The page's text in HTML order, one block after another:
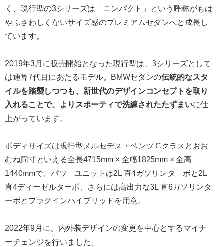
く、現行型の3シリーズは「コンパクト」という呼称がもは
やふさわしくないサイズ感のプレミアムセダンへと成長し
ています。
2019年3月に販売開始となった現行型は、3シリーズとして
は通算7代目にあたるモデル。BMWセダンの伝統的なスタ
イルを踏襲しつつも、新世代のデザインコンセプトを取り
入れることで、よりスポーティで洗練されたたずまいに仕
上がっています。
ボディサイズは現行型メルセデス・ベンツ Cクラスとおお
むね同寸といえる全長4715mm × 全幅1825mm × 全高
1440mmで、パワーユニットは2L 直4ガソリンターボと2L
直4ディーゼルターボ、さらには高出力な3L 直6ガソリンタ
ーボとプラグインハイブリッドを用意。
2022年9月に、内外装デザインの変更を中心とするマイナ
ーチェンジを行いました。